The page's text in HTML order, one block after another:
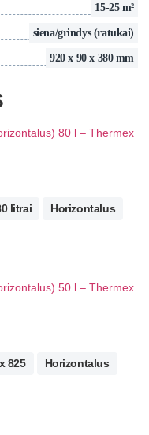
15-25 m²
siena/grindys (ratukai)
920 x 90 x 380 mm
80 l – Thermex
litrai Horizontalus
50 l – Thermex
825 Horizontalus